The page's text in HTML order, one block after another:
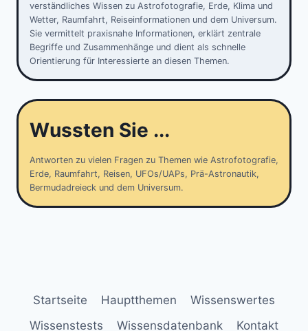
verständliches Wissen zu Astrofotografie, Erde, Klima und
Wetter, Raumfahrt, Reiseinformationen und dem Universum.
Sie vermittelt praxisnahe Informationen, erklärt zentrale
Begriffe und Zusammenhänge und dient als schnelle
Orientierung für Interessierte an diesen Themen.
Wussten Sie ...
Antworten zu vielen Fragen zu Themen wie Astrofotografie,
Erde, Raumfahrt, Reisen, UFOs/UAPs, Prä-Astronautik,
Bermudadreieck und dem Universum.
Startseite Hauptthemen
Wissenswertes
Wissenstests
Wissensdatenbank Kontakt